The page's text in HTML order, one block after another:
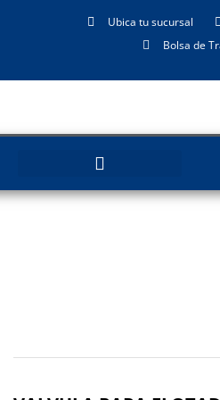
Ubica tu sucursal
Bolsa de